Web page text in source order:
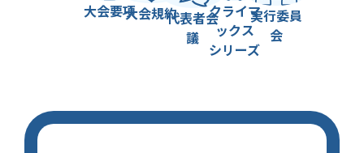
大会要項大会規約代表者会
議
クライマ
ックス
シリーズ
実行委員
会